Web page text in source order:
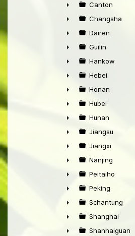
►
►
Canton
►
Changsha
►
Dairen
►
Guilin
►
Hankow
►
Hebei
►
Honan
►
Hubei
►
Hunan
►
Jiangsu
►
Jiangxi
►
Nanjing
►
Peitaiho
►
Peking
►
Schantung
►
Shanghai
Shanhaiguan